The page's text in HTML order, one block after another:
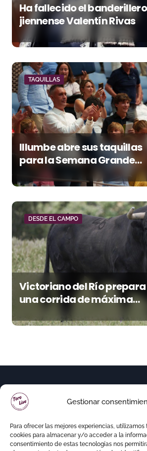
Gestionar
Para ofrecer las mejores experiencias,
cookies para almacenar y/o acceder a la
consentimiento de estas tecnologías nos
Ha fallecido el banderillero
jiennense Valentín Rivas
TAQUILLAS
Illumbe abre sus taquillas
para la Semana Grande
Donostiarra
DESDE EL CAMPO
Victoriano del Río prepara
una corrida de máxima
seriedad para Ciudad Real
(En Vídeo)